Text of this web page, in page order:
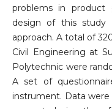
problems in product
design of this study
approach. A total of
Civil Engineering at
Polytechnic were
A set of
instrument. Data were